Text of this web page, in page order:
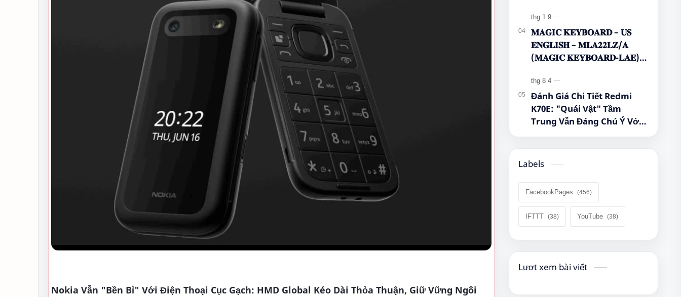
Nokia Vẫn "Bền Bỉ" Với Điện Thoại Cục Gạch: HMD Global Kéo Dài Thỏa Thuận, Giữ Vững Ngôi
𝐌𝐀𝐆𝐈𝐂 𝐊𝐄𝐘𝐁𝐎𝐀𝐑𝐃 – 𝐔𝐒
𝐄𝐍𝐆𝐋𝐈𝐒𝐇 – 𝐌𝐋𝐀𝟐𝟐𝐋𝐙/𝐀
(𝐌𝐀𝐆𝐈𝐂 𝐊𝐄𝐘𝐁𝐎𝐀𝐑𝐃-𝐋𝐀𝐄)
Đánh Giá Chi Tiết Redmi
K70E: "Quái Vật" Tầm
Trung Vẫn Đáng Chú Ý Với
Hình 1.5K Và Pin 5.500 mAh
Labels
FacebookPages
IFTTT YouTube
Lượt xem bài viết